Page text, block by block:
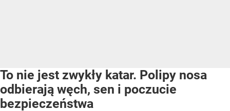
To nie jest zwykły katar. Polipy nosa
odbierają węch, sen i poczucie
bezpieczeństwa